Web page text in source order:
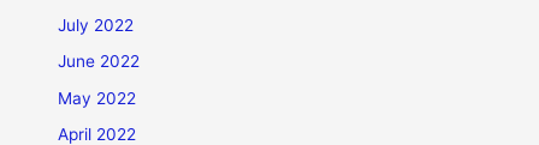
July 2022
June 2022
May 2022
April 2022